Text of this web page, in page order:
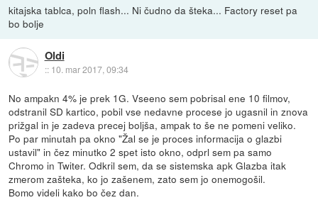
kitajska tablca, poln flash... Ni čudno da šteka... Factory reset pa
bo bolje
Oldi
:: 10. mar 2017, 09:34
No ampakn 4% je prek 1G. Vseeno sem pobrisal ene 10 filmov,
odstranil SD kartico, pobil vse nedavne procese jo ugasnil in znova
prižgal in je zadeva precej boljša, ampak to še ne pomeni veliko.
Po par minutah pa okno "Žal se je proces informacija o glazbi
ustavil" in čez minutko 2 spet isto okno, odprl sem pa samo
Chromo in Twiter. Odkril sem, da se sistemska apk Glazba itak
zmerom zašteka, ko jo zašenem, zato sem jo onemogošil.
Bomo videli kako bo čez dan.